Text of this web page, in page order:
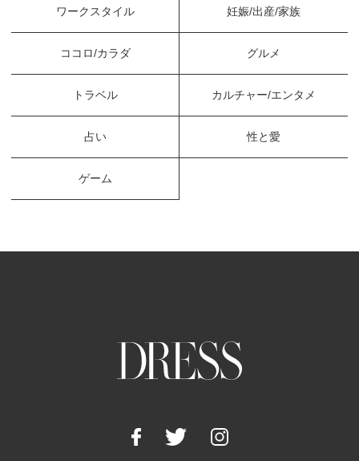
ワークスタイル 妊娠/出産/家族
ココロ/カラダ グルメ
トラベル カルチャー/エンタメ
占い 性と愛
ゲーム